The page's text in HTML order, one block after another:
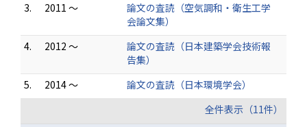
3.
2011 ～
論文の査読（空気調和・衛生工学
会論文集）
4.
2012 ～
論文の査読（日本建築学会技術報
告集）
5.
2014 ～
論文の査読（日本環境学会）
全件表示（11件）